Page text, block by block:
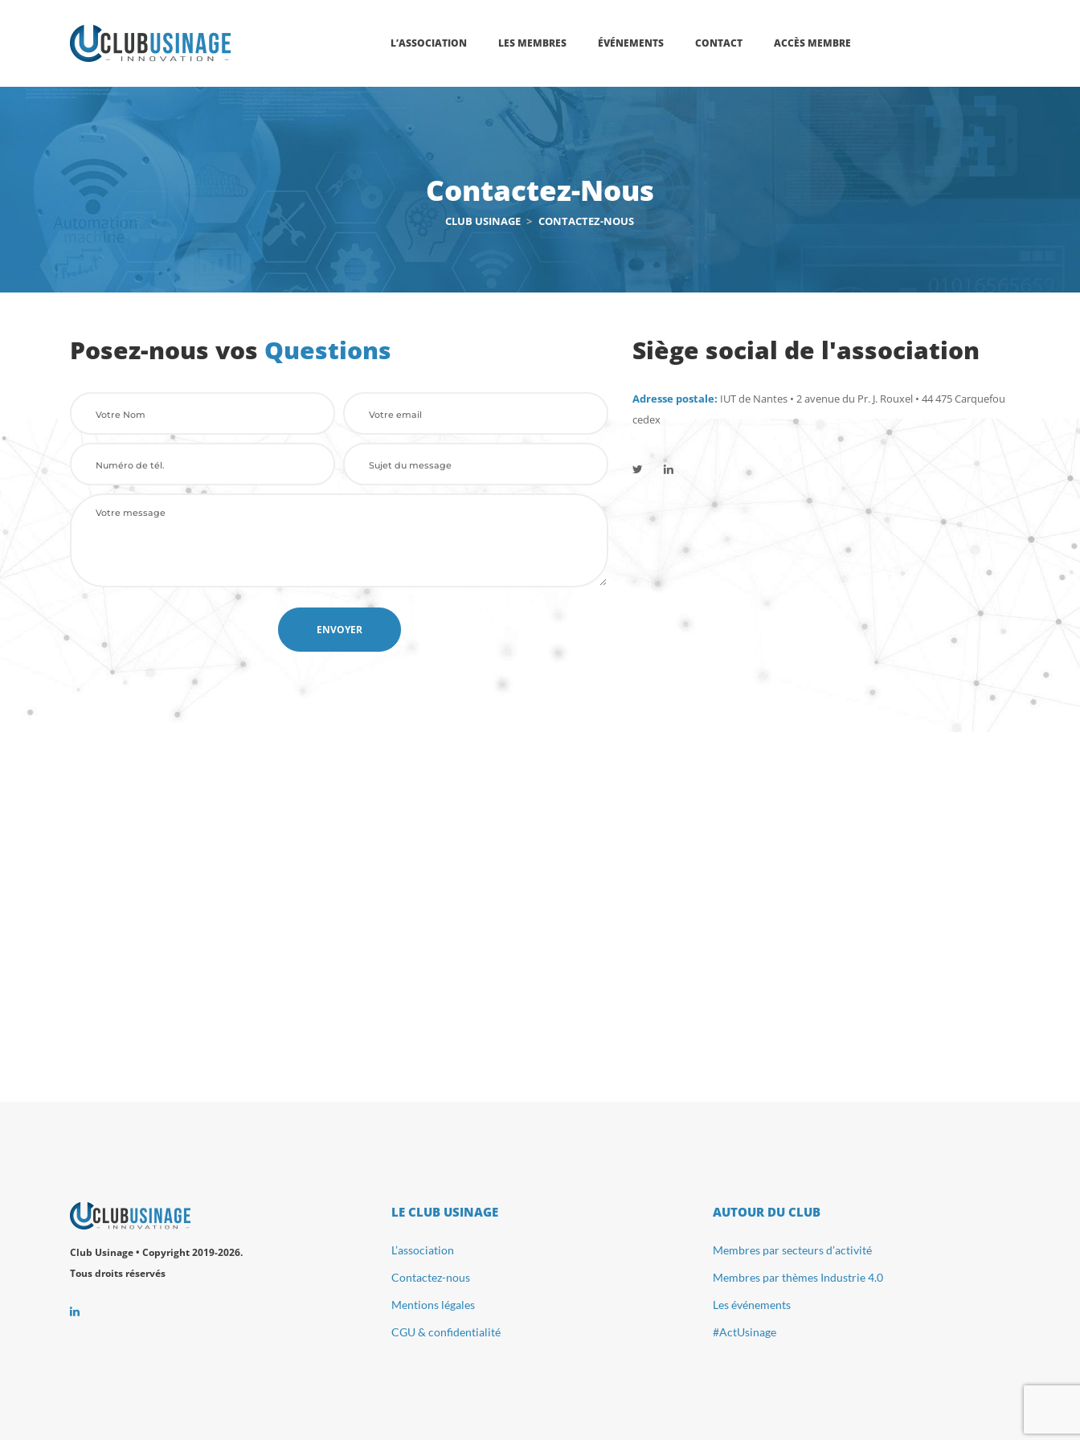
L’ASSOCIATION LES MEMBRES ÉVÉNEMENTS CONTACT ACCÈS MEMBRE
Contactez-Nous
CLUB USINAGE > CONTACTEZ-NOUS
Posez-nous vos Questions Siège social de l'association
Adresse postale: IUT de Nantes • 2 avenue du Pr. J. Rouxel • 44 475 Carquefou
cedex
Club Usinage • Copyright 2019-2026.
Tous droits réservés
LE CLUB USINAGE
L’association
Contactez-nous
Mentions légales
CGU & confidentialité
AUTOUR DU CLUB
Membres par secteurs d’activité
Membres par thèmes Industrie 4.0
Les événements
#ActUsinage